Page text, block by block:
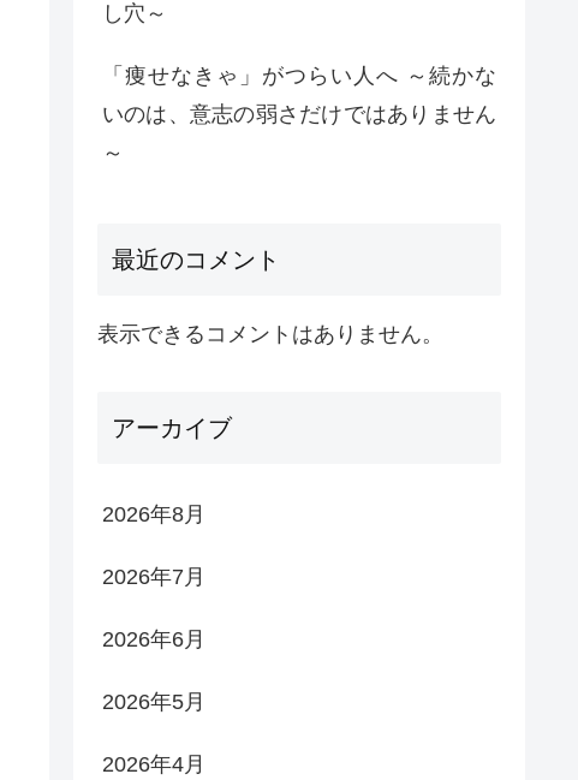
し穴～
「痩せなきゃ」がつらい人へ ～続かな
いのは、意志の弱さだけではありません
～
最近のコメント
表示できるコメントはありません。
アーカイブ
2026年8月
2026年7月
2026年6月
2026年5月
2026年4月